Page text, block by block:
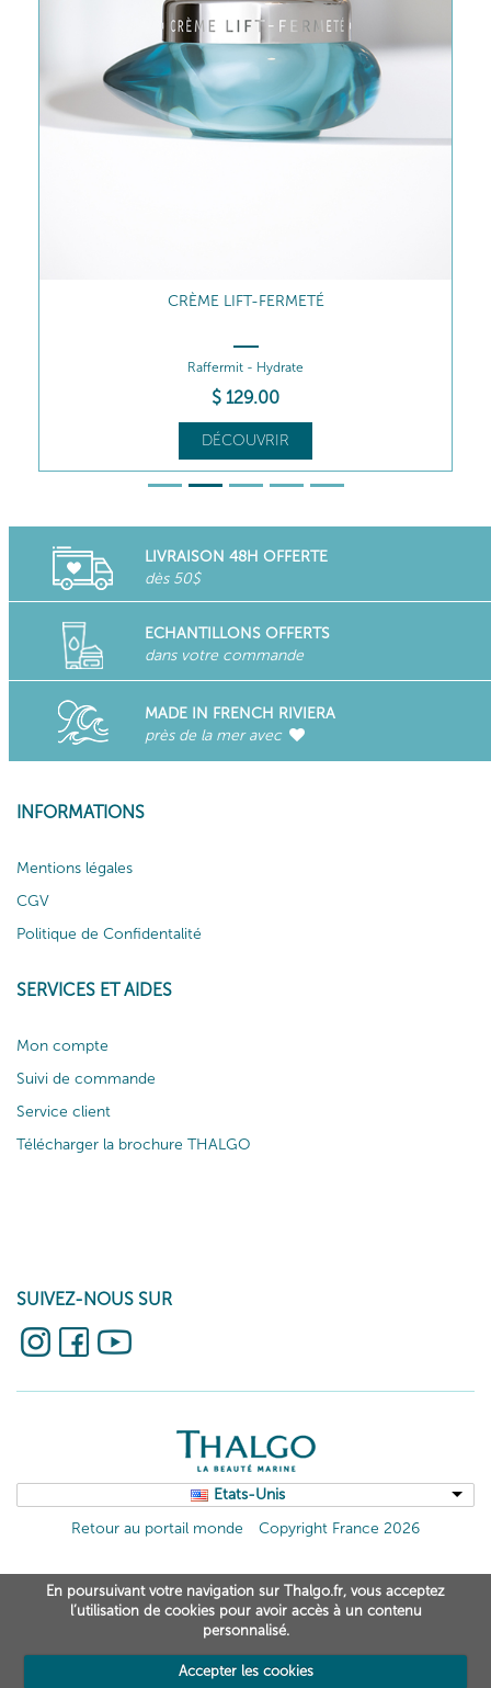
CRÈME LIFT-FERMETÉ
Raffermit - Hydrate
$ 129.00
DÉCOUVRIR
LIVRAISON 48H OFFERTE
dès 50$
ECHANTILLONS OFFERTS
dans votre commande
MADE IN FRENCH RIVIERA
près de la mer avec
INFORMATIONS
Mentions légales
CGV
Politique de Confidentalité
SERVICES ET AIDES
Mon compte
Suivi de commande
Service client
Télécharger la brochure THALGO
SUIVEZ-NOUS SUR
Etats-Unis
Retour au portail monde
Copyright France 2026
En poursuivant votre navigation sur Thalgo.fr, vous acceptez
l’utilisation de cookies pour avoir accès à un contenu
personnalisé.
Accepter les cookies